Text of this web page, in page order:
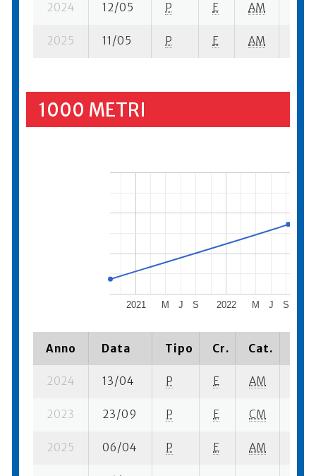
2024 12/05 P E AM
2025 11/05 P E AM
1000 METRI
2021 2022
M J S M J S
Anno Data Tipo Cr. Cat.
2024 13/04 P E AM
2023 23/09 P E CM
2025 06/04 P E AM